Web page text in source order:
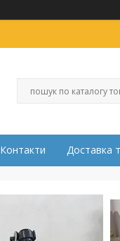
Контакти Доставка